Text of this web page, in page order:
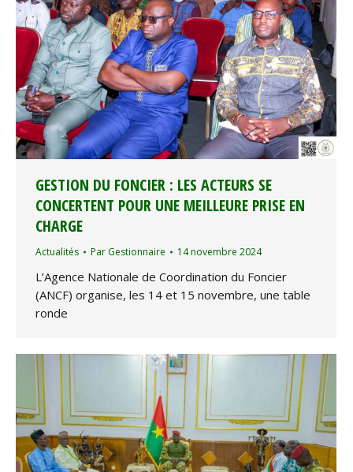
GESTION DU FONCIER : LES ACTEURS SE
CONCERTENT POUR UNE MEILLEURE PRISE EN
CHARGE
Actualités Par Gestionnaire 14 novembre 2024
L’Agence Nationale de Coordination du Foncier
(ANCF) organise, les 14 et 15 novembre, une table
ronde